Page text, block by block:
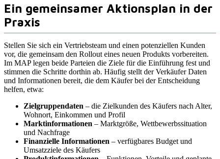
Ein gemeinsamer Aktionsplan in der
Praxis
Stellen Sie sich ein Vertriebsteam und einen potenziellen Kunden
vor, die gemeinsam den Rollout eines neuen Produkts vorbereiten.
Im MAP legen beide Parteien die Ziele für die Einführung fest und
stimmen die Schritte dorthin ab. Häufig stellt der Verkäufer Daten
und Informationen bereit, die dem Käufer bei der Entscheidung
helfen, etwa:
Zielgruppendaten – die Zielkunden des Käufers nach Alter,
Wohnort, Einkommen und Profil
Marktinformationen – Marktgröße, Wettbewerbssituation
und Nachfrage
Finanzielle Informationen – verfügbares Budget und
Umsatzziele des Käufers